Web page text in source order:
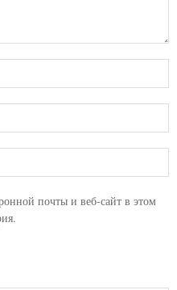
почты и веб-сайт в этом